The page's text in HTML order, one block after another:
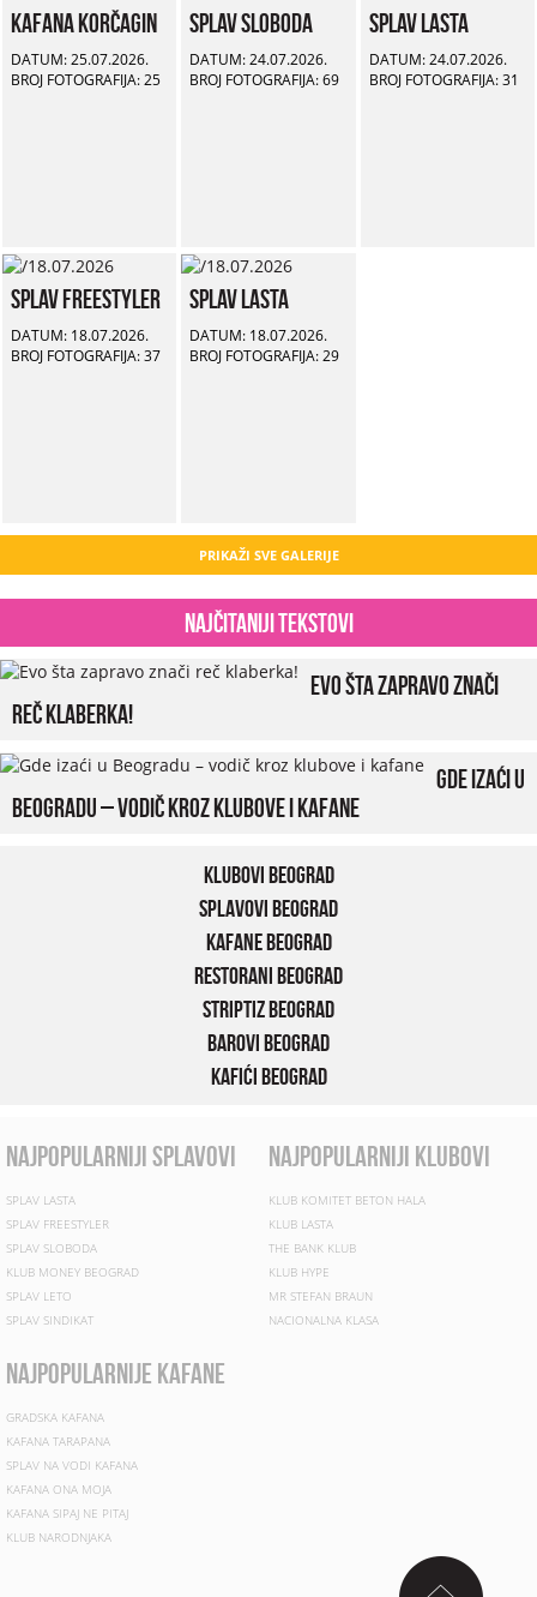
Kafana Korčagin
DATUM: 25.07.2026.
BROJ FOTOGRAFIJA: 25
Splav Sloboda
DATUM: 24.07.2026.
BROJ FOTOGRAFIJA: 69
Splav Lasta
DATUM: 24.07.2026.
BROJ FOTOGRAFIJA: 31
Splav Freestyler
DATUM: 18.07.2026.
BROJ FOTOGRAFIJA: 37
Splav Lasta
DATUM: 18.07.2026.
BROJ FOTOGRAFIJA: 29
PRIKAŽI SVE GALERIJE
Najčitaniji tekstovi
Evo šta zapravo znači
reč klaberka!
Gde izaći u
Beogradu – vodič kroz klubove i kafane
Klubovi Beograd
Splavovi Beograd
Kafane Beograd
Restorani Beograd
Striptiz Beograd
Barovi Beograd
Kafići Beograd
najpopularniji splavovi
SPLAV LASTA
SPLAV FREESTYLER
SPLAV SLOBODA
KLUB MONEY BEOGRAD
SPLAV LETO
SPLAV SINDIKAT
najpopularniji klubovi
KLUB KOMITET BETON HALA
KLUB LASTA
THE BANK KLUB
KLUB HYPE
MR STEFAN BRAUN
NACIONALNA KLASA
najpopularnije kafane
GRADSKA KAFANA
KAFANA TARAPANA
SPLAV NA VODI KAFANA
KAFANA ONA MOJA
KAFANA SIPAJ NE PITAJ
KLUB NARODNJAKA